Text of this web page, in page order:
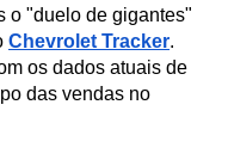
o "duelo de gigantes"
Chevrolet Tracker.
os dados atuais de
das vendas no